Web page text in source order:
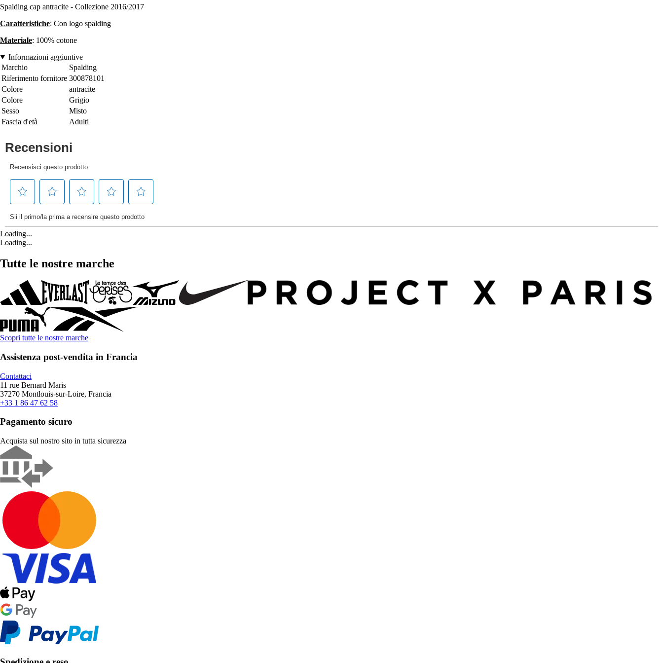
Spalding cap antracite - Collezione 2016/2017
Caratteristiche: Con logo spalding
Materiale: 100% cotone
Informazioni aggiuntive
Marchio
Spalding
Riferimento fornitore 300878101
Colore
antracite
Colore
Grigio
Sesso
Misto
Fascia d'età
Adulti
Loading...
Loading...
Tutte le nostre marche
Scopri tutte le nostre marche
Assistenza post-vendita in Francia
Contattaci
11 rue Bernard Maris
37270 Montlouis-sur-Loire, Francia
+33 1 86 47 62 58
Pagamento sicuro
Acquista sul nostro sito in tutta sicurezza